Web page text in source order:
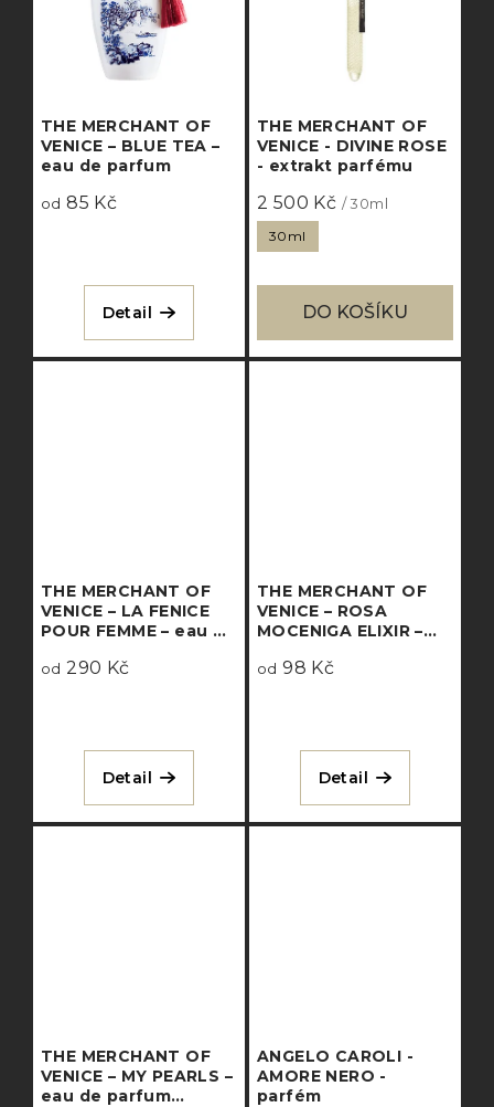
THE MERCHANT OF
VENICE – BLUE TEA –
eau de parfum
od 85 Kč
Detail
THE MERCHANT OF
VENICE - DIVINE ROSE
- extrakt parfému
2 500 Kč / 30ml
30ml
DO KOŠÍKU
THE MERCHANT OF
VENICE – LA FENICE
POUR FEMME – eau de
od 290 Kč
Detail
THE MERCHANT OF
VENICE – ROSA
MOCENIGA ELIXIR –
concentrée
od 98 Kč
Detail
THE MERCHANT OF
VENICE – MY PEARLS –
eau de parfum
ANGELO CAROLI -
AMORE NERO -
parfém